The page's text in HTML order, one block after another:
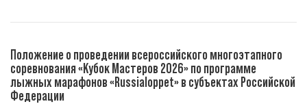
Положение о проведении всероссийского многоэтапного
соревнования «Кубок Мастеров 2026» по программе
лыжных марафонов «Russialoppet» в субъектах Российской
Федерации